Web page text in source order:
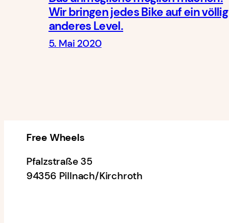
Wir bringen jedes Bike auf ein völlig
anderes Level.
5. Mai 2020
Free Wheels
Pfalzstraße 35
94356 Pillnach/Kirchroth